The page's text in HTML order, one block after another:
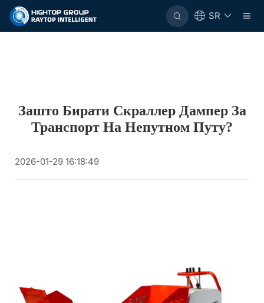
SR
Зашто Бирати Скраллер Дампер За
Транспорт На Непутном Путу?
2026-01-29 16:18:49